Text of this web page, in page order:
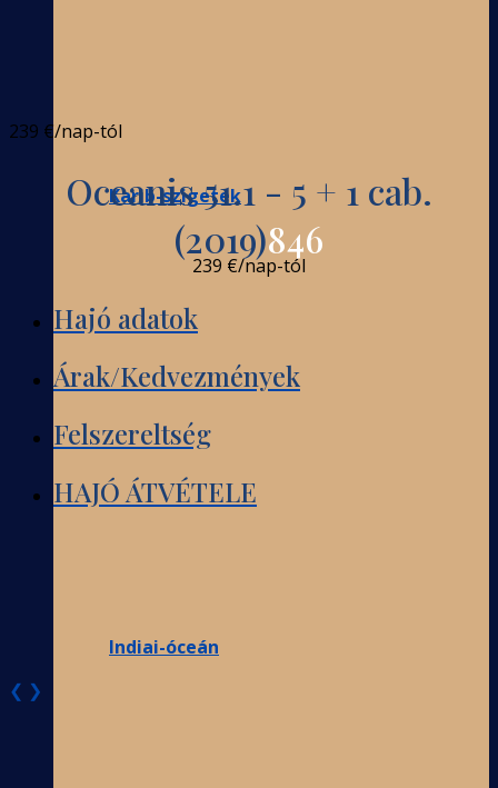
Karib-szigetek
Indiai-óceán
239 €/nap-tól
Oceanis 51.1 - 5 + 1 cab.
(2019)846
239 €/nap-tól
Hajó adatok
Árak/Kedvezmények
Felszereltség
HAJÓ ÁTVÉTELE
❮ ❯